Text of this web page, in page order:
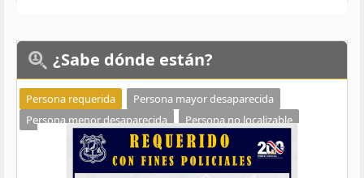
¿Sabe dónde están?
Persona requerida
Persona mayor desaparecida
Persona menor desaparecida
Persona no localizable